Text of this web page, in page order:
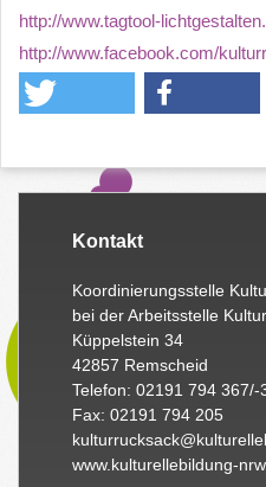
http://www.tagtool-
http://www.facebook.com/
Kontakt
Koordinierungsstelle
bei der Arbeitsstelle
Küppelstein 34
42857 Remscheid
Telefon: 02191 794 367/-
Fax: 02191 794 205
www.kulturellebildung-